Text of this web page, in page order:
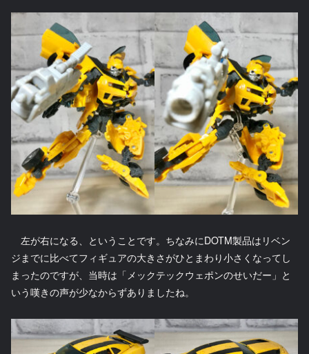
左が右になる、ということです。ちなみにDOTM製品はリベン
ジまでに比べてフィギュアの大きさがひとまわり小さくなってし
まったのですが、当時は「メックテックウェポンのせいだー」と
いう嘆きの声が少なからずありましたね。